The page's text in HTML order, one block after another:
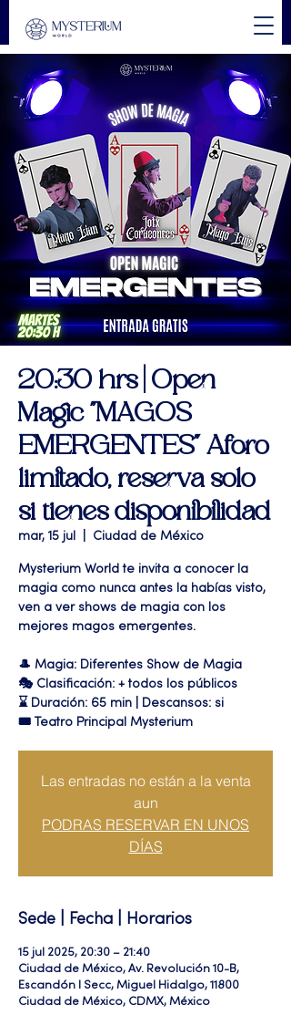
20:30 hrs | Open
Magic "MAGOS
EMERGENTES" Aforo
limitado, reserva solo
si tienes disponibilidad
mar, 15 jul Ciudad de México
Mysterium World te invita a conocer la
magia como nunca antes la habías visto,
ven a ver shows de magia con los
mejores magos emergentes.
🎩 Magia: Diferentes Show de Magia
🎭 Clasificación: + todos los públicos
⌛ Duración: 65 min | Descansos: si
🎟 Teatro Principal Mysterium
Las entradas no están a la venta
aun
PODRAS RESERVAR EN UNOS
DÍAS
Sede | Fecha | Horarios
15 jul 2025, 20:30 – 21:40
Ciudad de México, Av. Revolución 10-B,
Escandón I Secc, Miguel Hidalgo, 11800
Ciudad de México, CDMX, México